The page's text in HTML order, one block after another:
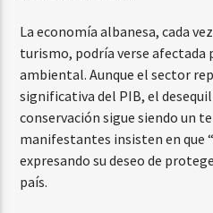
La economía albanesa, cada
turismo, podría verse afectada
ambiental. Aunque el sector
significativa del PIB, el
conservación sigue siendo un
manifestantes insisten en que
expresando su deseo de
país.